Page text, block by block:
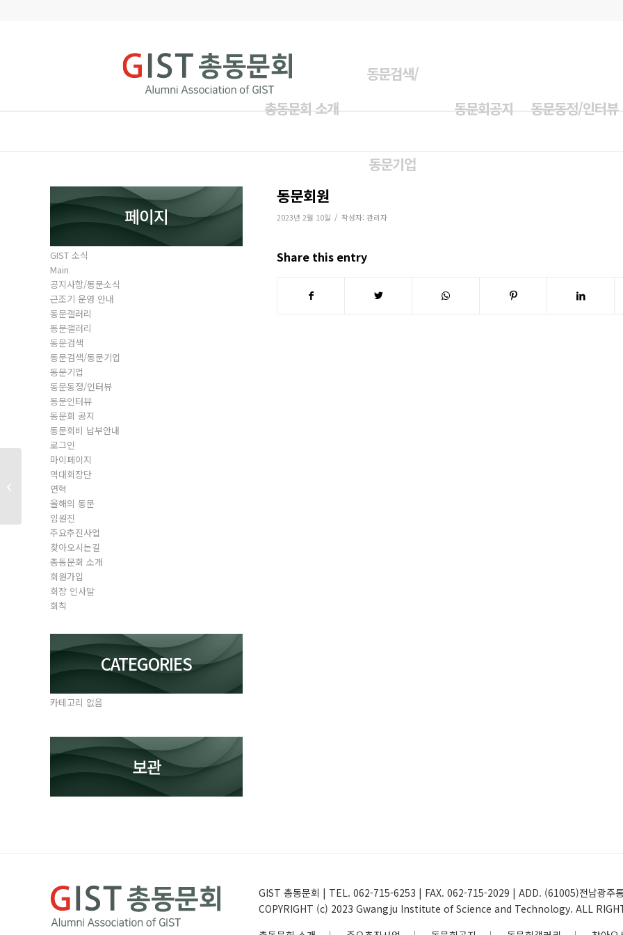
총동문회 소개
동문검색/
동문기업
동문회공지 동문동정/인터뷰
동문회원
2023년 2월 10일 / 작성자: 관리자
Share this entry
페이지
GIST 소식
Main
공지사항/동문소식
근조기 운영 안내
동문갤러리
동문갤러리
동문검색
동문검색/동문기업
동문기업
동문동정/인터뷰
동문인터뷰
동문회 공지
동문회비 납부안내
로그인
마이페이지
역대회장단
연혁
올해의 동문
임원진
주요추진사업
찾아오시는길
총동문회 소개
회원가입
회장 인사말
회칙
CATEGORIES
카테고리 없음
보관
GIST 총동문회 | TEL. 062-715-6253 | FAX. 062-715-2029 | ADD. (61005)전남광주
COPYRIGHT (c) 2023 Gwangju Institute of Science and Technology. ALL
동문회원